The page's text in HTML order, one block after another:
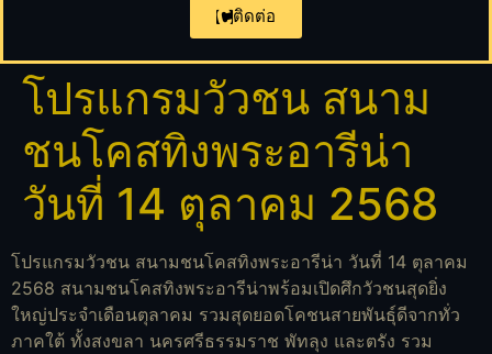
ติดต่อ
โปรแกรมวัวชน สนาม
ชนโคสทิงพระอารีน่า
วันที่ 14 ตุลาคม 2568
โปรแกรมวัวชน สนามชนโคสทิงพระอารีน่า วันที่ 14 ตุลาคม
2568 สนามชนโคสทิงพระอารีน่าพร้อมเปิดศึกวัวชนสุดยิ่ง
ใหญ่ประจำเดือนตุลาคม รวมสุดยอดโคชนสายพันธุ์ดีจากทั่ว
ภาคใต้ ทั้งสงขลา นครศรีธรรมราช พัทลุง และตรัง รวม